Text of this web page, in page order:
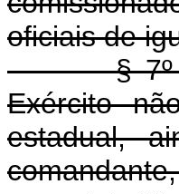
oficiais de
§
Exército
estadual,